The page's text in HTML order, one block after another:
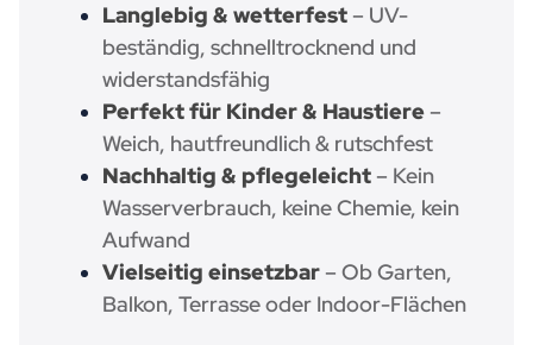
Langlebig & wetterfest – UV-
beständig, schnelltrocknend und
widerstandsfähig
Perfekt für Kinder & Haustiere –
Weich, hautfreundlich & rutschfest
Nachhaltig & pflegeleicht – Kein
Wasserverbrauch, keine Chemie, kein
Aufwand
Vielseitig einsetzbar – Ob Garten,
Balkon, Terrasse oder Indoor-Flächen